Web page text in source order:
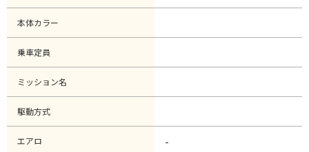
本体カラー
乗車定員
ミッション名
駆動方式
エアロ -